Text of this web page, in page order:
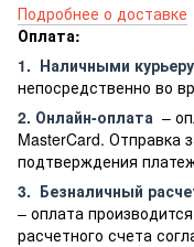
Подробнее о доставке
Оплата:
1. Наличными курьеру
непосредственно во
2. Онлайн-оплата –
MasterCard. Отправка
подтверждения
3. Безналичный
– оплата
расчетного счета